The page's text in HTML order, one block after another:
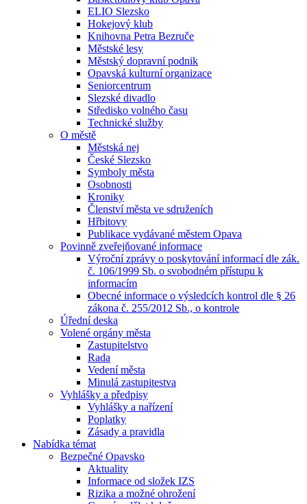
ELIO Slezsko
Hokejový klub
Knihovna Petra Bezruče
Městské lesy
Městský dopravní podnik
Opavská kulturní organizace
Seniorcentrum
Slezské divadlo
Středisko volného času
Technické služby
O městě
Městská nej
České Slezsko
Symboly města
Osobnosti
Kroniky
Členství města ve sdruženích
Hřbitovy
Publikace vydávané městem Opava
Povinně zveřejňované informace
Výroční zprávy o poskytování informací dle zák.
č. 106/1999 Sb. o svobodném přístupu k
informacím
Obecné informace o výsledcích kontrol dle § 26
zákona č. 255/2012 Sb., o kontrole
Úřední deska
Volené orgány města
Zastupitelstvo
Rada
Vedení města
Minulá zastupitestva
Vyhlášky a předpisy
Vyhlášky a nařízení
Poplatky
Zásady a pravidla
Nabídka témat
Bezpečné Opavsko
Aktuality
Informace od složek IZS
Rizika a možné ohrožení